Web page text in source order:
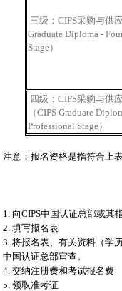
三级：CIPS采购与供
Graduate Diploma -
Stage）
四级：CIPS采购与供
（CIPS Graduate
Professional Stage）
注意：报名资格是指符合上
1. 向CIPS中国认证总部或其
2. 填写报名表
3. 将报名表、有关资料（学
中国认证总部审查。
4. 交纳注册费和考试报名费
5. 领取准考证